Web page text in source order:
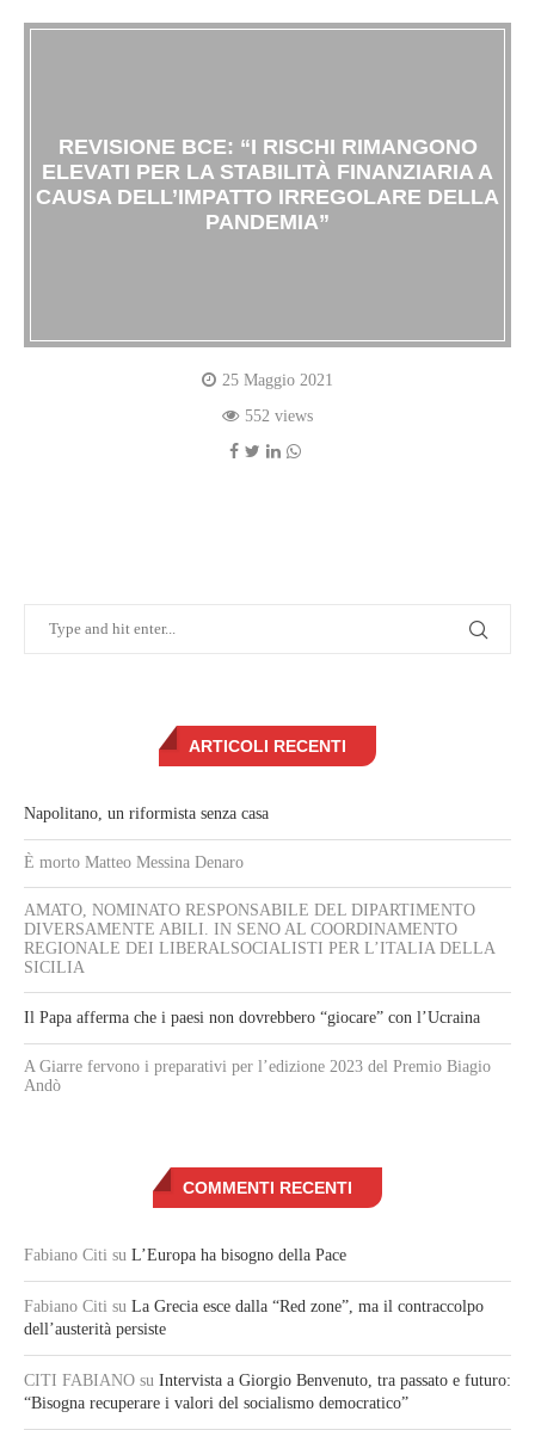
REVISIONE BCE: “I RISCHI RIMANGONO
ELEVATI PER LA STABILITÀ FINANZIARIA A
CAUSA DELL’IMPATTO IRREGOLARE DELLA
PANDEMIA”
25 Maggio 2021
552 views
ARTICOLI RECENTI
Napolitano, un riformista senza casa
È morto Matteo Messina Denaro
AMATO, NOMINATO RESPONSABILE DEL DIPARTIMENTO
DIVERSAMENTE ABILI. IN SENO AL COORDINAMENTO
REGIONALE DEI LIBERALSOCIALISTI PER L’ITALIA DELLA
SICILIA
Il Papa afferma che i paesi non dovrebbero “giocare” con l’Ucraina
A Giarre fervono i preparativi per l’edizione 2023 del Premio Biagio
Andò
COMMENTI RECENTI
Fabiano Citi su L’Europa ha bisogno della Pace
Fabiano Citi su La Grecia esce dalla “Red zone”, ma il contraccolpo
dell’austerità persiste
CITI FABIANO su Intervista a Giorgio Benvenuto, tra passato e futuro:
“Bisogna recuperare i valori del socialismo democratico”